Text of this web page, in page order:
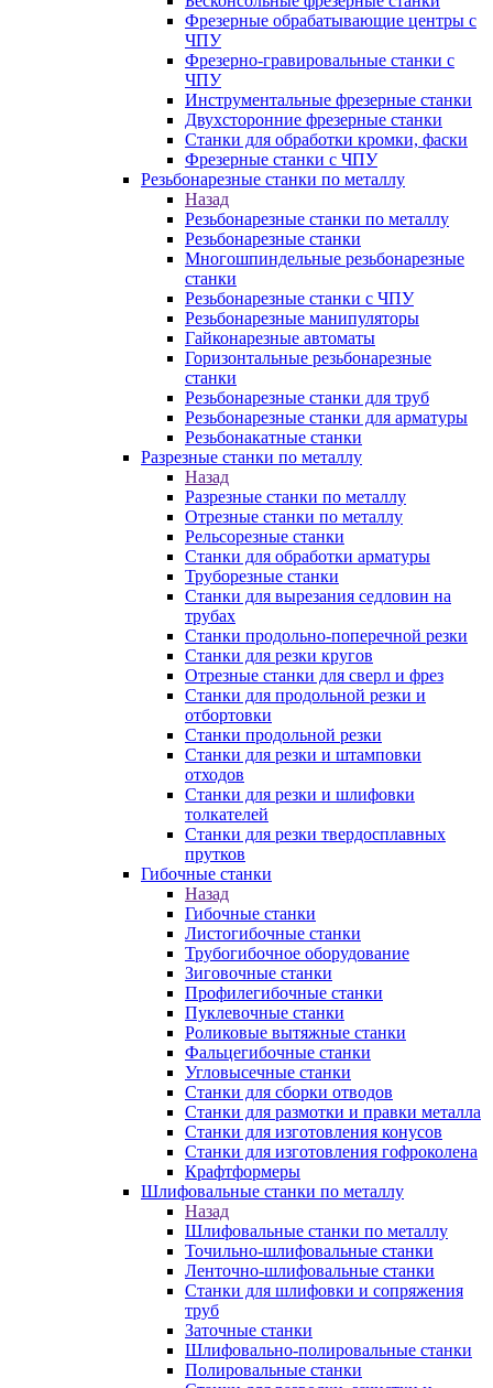
Фрезерные обрабатывающие центры с
ЧПУ
Фрезерно-гравировальные станки с
ЧПУ
Инструментальные фрезерные станки
Двухсторонние фрезерные станки
Станки для обработки кромки, фаски
Фрезерные станки с ЧПУ
Резьбонарезные станки по металлу
Назад
Резьбонарезные станки по металлу
Резьбонарезные станки
Многошпиндельные резьбонарезные
станки
Резьбонарезные станки с ЧПУ
Резьбонарезные манипуляторы
Гайконарезные автоматы
Горизонтальные резьбонарезные
станки
Резьбонарезные станки для труб
Резьбонарезные станки для арматуры
Резьбонакатные станки
Разрезные станки по металлу
Назад
Разрезные станки по металлу
Отрезные станки по металлу
Рельсорезные станки
Станки для обработки арматуры
Труборезные станки
Станки для вырезания седловин на
трубаx
Станки продольно-поперечной резки
Станки для резки кругов
Отрезные станки для сверл и фрез
Станки для продольной резки и
отбортовки
Станки продольной резки
Станки для резки и штамповки
отходов
Станки для резки и шлифовки
толкателей
Станки для резки твердосплавных
прутков
Гибочные станки
Назад
Гибочные станки
Листогибочные станки
Трубогибочное оборудование
Зиговочные станки
Профилегибочные станки
Пуклевочные станки
Роликовые вытяжные станки
Фальцегибочные станки
Угловысечные станки
Станки для сборки отводов
Станки для размотки и правки металла
Станки для изготовления конусов
Станки для изготовления гофроколена
Крафтформеры
Шлифовальные станки по металлу
Назад
Шлифовальные станки по металлу
Точильно-шлифовальные станки
Ленточно-шлифовальные станки
Станки для шлифовки и сопряжения
труб
Заточные станки
Шлифовально-полировальные станки
Полировальные станки